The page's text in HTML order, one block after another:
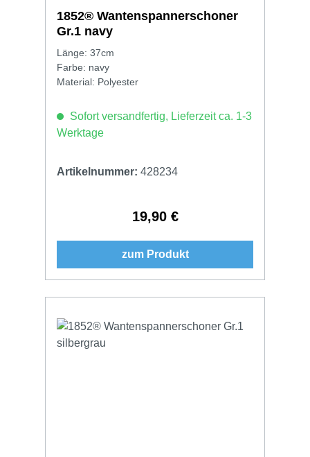
1852® Wantenspannerschoner
Gr.1 navy
Länge: 37cm
Farbe: navy
Material: Polyester
Sofort versandfertig, Lieferzeit ca. 1-3
Werktage
Artikelnummer: 428234
Regulärer Preis:
19,90 €
zum Produkt